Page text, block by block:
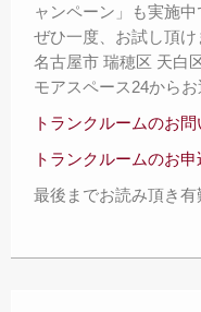
ャンペーン」も実施中
ぜひ一度、お試し頂け
名古屋市 瑞穂区 天白
モアスペース24からお
トランクルームのお
トランクルームのお
最後までお読み頂き有